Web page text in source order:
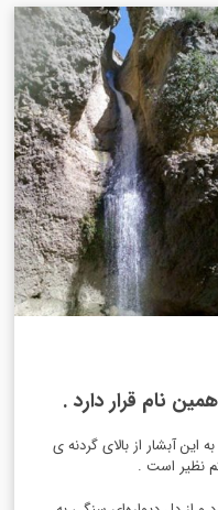
نام قرار دارد .
این آبشار از بالای گردنه ی
نظیر است .